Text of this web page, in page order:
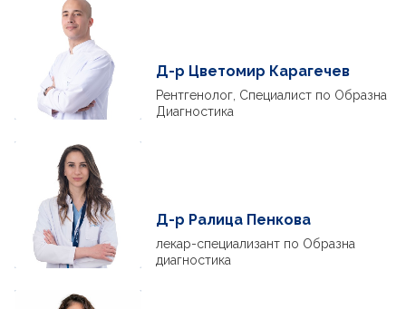
Д-р Цветомир Карагечев
Рентгенолог, Специалист по Образна
Диагностика
Д-р Ралица Пенкова
лекар-специализант по Образна
диагностика